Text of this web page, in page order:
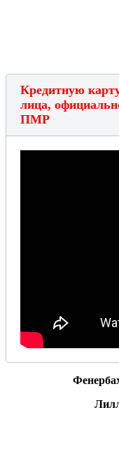
Кредитную
лица,
ПМР